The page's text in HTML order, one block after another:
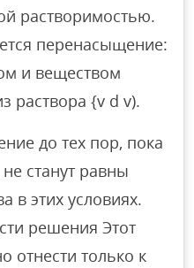
растворимостью.
перенасыщение:
и веществом
раствора {v d v).
до тех пор, пока
станут равны
в этих условиях.
решения Этот
отнести только к